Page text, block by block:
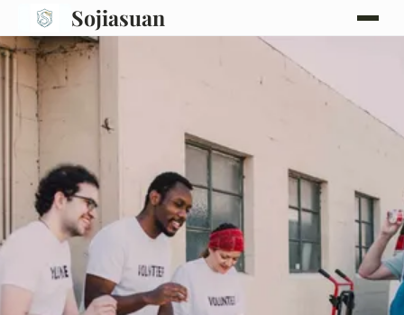
Sojiasuan